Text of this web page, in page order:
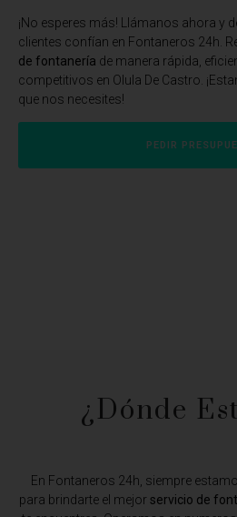
¡No esperes más! Llámanos ahora y
clientes confían en Fontaneros 24h.
de fontanería de manera rápida,
competitivos en Olula De Castro.
que nos necesites!
PEDIR
¿Dónde
En Fontaneros 24h, siempre
para brindarte el mejor servicio de